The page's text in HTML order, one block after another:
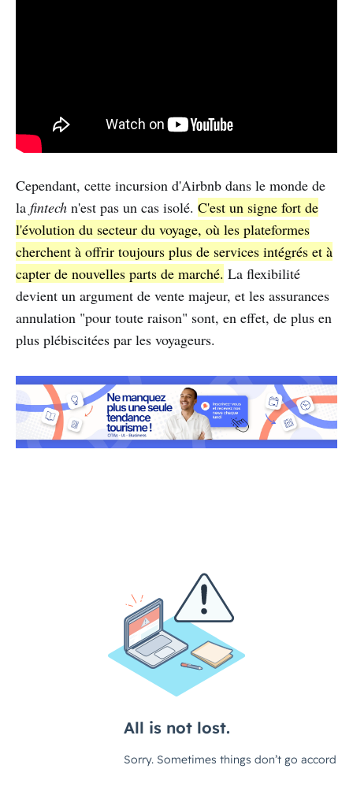
Cependant, cette incursion d'Airbnb dans le monde de
la fintech n'est pas un cas isolé. C'est un signe fort de
l'évolution du secteur du voyage, où les plateformes
cherchent à offrir toujours plus de services intégrés et à
capter de nouvelles parts de marché. La flexibilité
devient un argument de vente majeur, et les assurances
annulation "pour toute raison" sont, en effet, de plus en
plus plébiscitées par les voyageurs.